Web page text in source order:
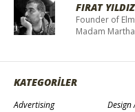
FIRAT YILDIZ
Founder of
Madam
KATEGORİLER
Advertising
Design